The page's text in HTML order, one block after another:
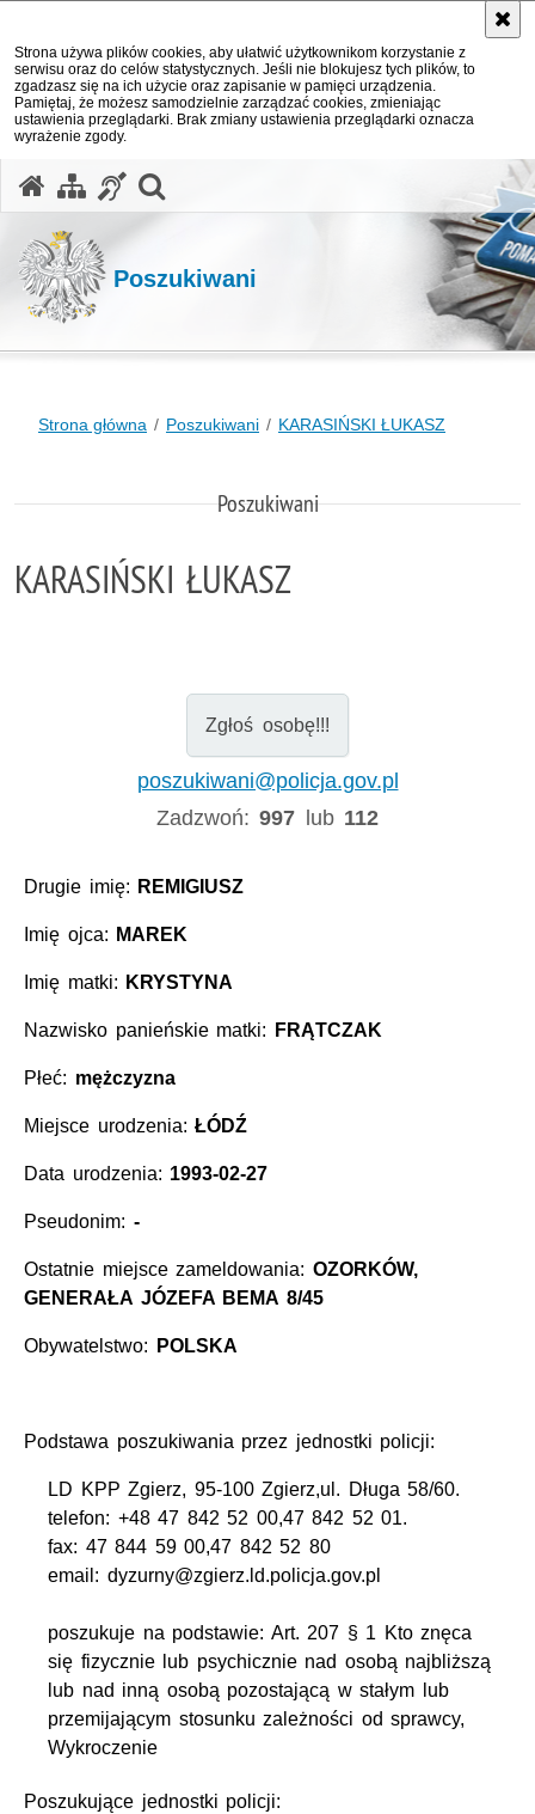
Strona używa plików cookies, aby ułatwić użytkownikom korzystanie z
serwisu oraz do celów statystycznych. Jeśli nie blokujesz tych plików, to
zgadzasz się na ich użycie oraz zapisanie w pamięci urządzenia.
Pamiętaj, że możesz samodzielnie zarządzać cookies, zmieniając
ustawienia przeglądarki. Brak zmiany ustawienia przeglądarki oznacza
wyrażenie zgody.
Poszukiwani
Strona główna Poszukiwani KARASIŃSKI ŁUKASZ
Poszukiwani
KARASIŃSKI ŁUKASZ
Zgłoś osobę!!!
poszukiwani@policja.gov.pl
Zadzwoń:997 lub 112
Drugie imię: REMIGIUSZ
Imię ojca: MAREK
Imię matki: KRYSTYNA
Nazwisko panieńskie matki: FRĄTCZAK
Płeć: mężczyzna
Miejsce urodzenia:ŁÓDŹ
Data urodzenia: 1993-02-27
Pseudonim: -
Ostatnie miejsce zameldowania: OZORKÓW,
GENERAŁA JÓZEFA BEMA 8/45
Obywatelstwo: POLSKA
Podstawa poszukiwania przez jednostki policji:
LD KPP Zgierz, 95-100 Zgierz,ul. Długa 58/60.
telefon: +48 47 842 52 00,47 842 52 01.
fax: 47 844 59 00,47 842 52 80
email: dyzurny@zgierz.ld.policja.gov.pl
poszukuje na podstawie: Art. 207 § 1 Kto znęca
się fizycznie lub psychicznie nad osobą najbliższą
lub nad inną osobą pozostającą w stałym lub
przemijającym stosunku zależności od sprawcy,
Wykroczenie
Poszukujące jednostki policji: